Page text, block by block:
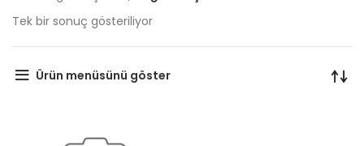
Tek bir sonuç gösteriliyor
Ürün menüsünü göster